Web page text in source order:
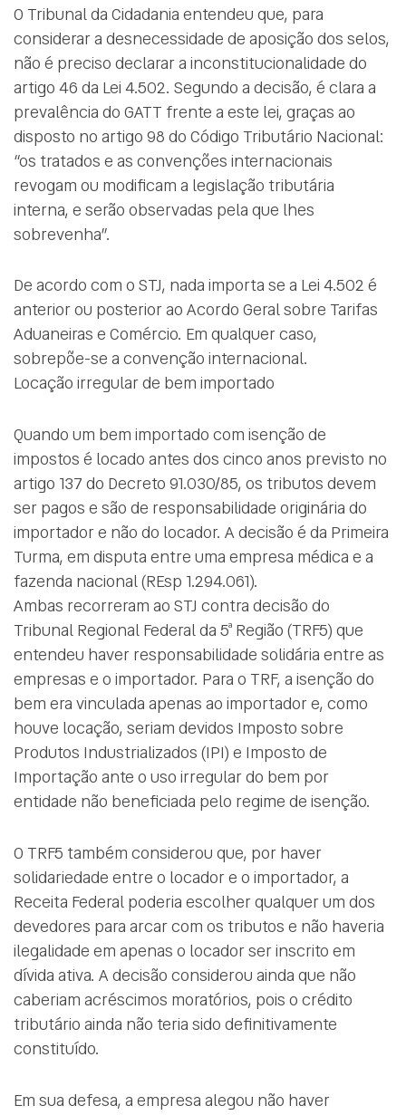
O Tribunal da Cidadania entendeu que, para
considerar a desnecessidade de aposição dos selos,
não é preciso declarar a inconstitucionalidade do
artigo 46 da Lei 4.502. Segundo a decisão, é clara a
prevalência do GATT frente a este lei, graças ao
disposto no artigo 98 do Código Tributário Nacional:
“os tratados e as convenções internacionais
revogam ou modificam a legislação tributária
interna, e serão observadas pela que lhes
sobrevenha”.
De acordo com o STJ, nada importa se a Lei 4.502 é
anterior ou posterior ao Acordo Geral sobre Tarifas
Aduaneiras e Comércio. Em qualquer caso,
sobrepõe-se a convenção internacional.
Locação irregular de bem importado
Quando um bem importado com isenção de
impostos é locado antes dos cinco anos previsto no
artigo 137 do Decreto 91.030/85, os tributos devem
ser pagos e são de responsabilidade originária do
importador e não do locador. A decisão é da Primeira
Turma, em disputa entre uma empresa médica e a
fazenda nacional (REsp 1.294.061).
Ambas recorreram ao STJ contra decisão do
Tribunal Regional Federal da 5ª Região (TRF5) que
entendeu haver responsabilidade solidária entre as
empresas e o importador. Para o TRF, a isenção do
bem era vinculada apenas ao importador e, como
houve locação, seriam devidos Imposto sobre
Produtos Industrializados (IPI) e Imposto de
Importação ante o uso irregular do bem por
entidade não beneficiada pelo regime de isenção.
O TRF5 também considerou que, por haver
solidariedade entre o locador e o importador, a
Receita Federal poderia escolher qualquer um dos
devedores para arcar com os tributos e não haveria
ilegalidade em apenas o locador ser inscrito em
dívida ativa. A decisão considerou ainda que não
caberiam acréscimos moratórios, pois o crédito
tributário ainda não teria sido definitivamente
constituído.
Em sua defesa, a empresa alegou não haver